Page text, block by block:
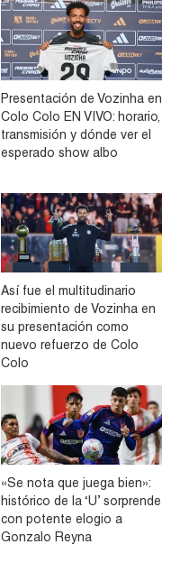
Presentación de Vozinha en
Colo Colo EN VIVO: horario,
transmisión y dónde ver el
esperado show albo
Así fue el multitudinario
recibimiento de Vozinha en
su presentación como
nuevo refuerzo de Colo
Colo
«Se nota que juega bien»:
histórico de la ‘U’ sorprende
con potente elogio a
Gonzalo Reyna